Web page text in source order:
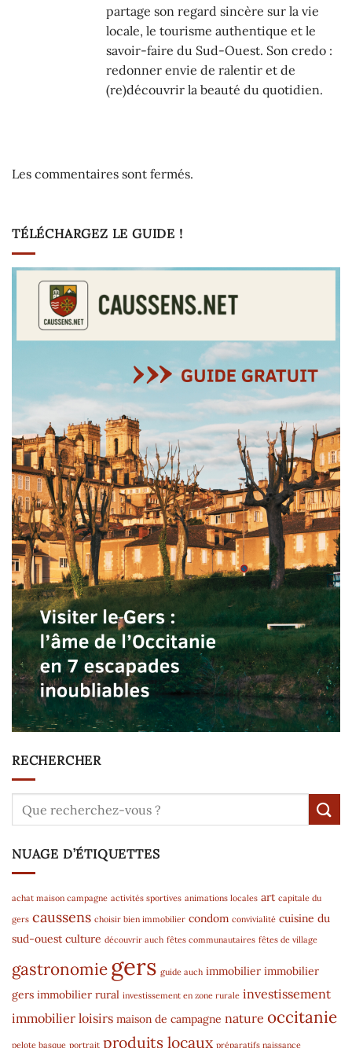
partage son regard sincère sur la vie
locale, le tourisme authentique et le
savoir-faire du Sud-Ouest. Son credo :
redonner envie de ralentir et de
(re)découvrir la beauté du quotidien.
Les commentaires sont fermés.
TÉLÉCHARGEZ LE GUIDE !
RECHERCHER
NUAGE D’ÉTIQUETTES
achat maison campagne activités sportives animations locales art capitale du
gers caussens choisir bien immobilier condom convivialité cuisine du
sud-ouest culture découvrir auch fêtes communautaires fêtes de village
gastronomiegers guide auch immobilier immobilier
gers immobilier rural investissement en zone rurale investissement
immobilier loisirs maison de campagne nature occitanie
pelote basque portrait produits locaux préparatifs naissance